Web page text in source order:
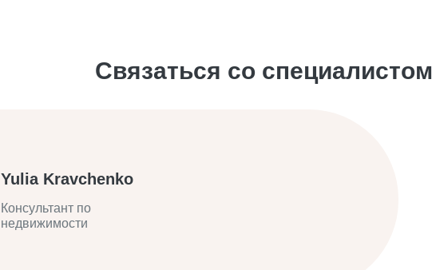
Связаться со специалистом
Yulia Kravchenko
Консультант по
недвижимости